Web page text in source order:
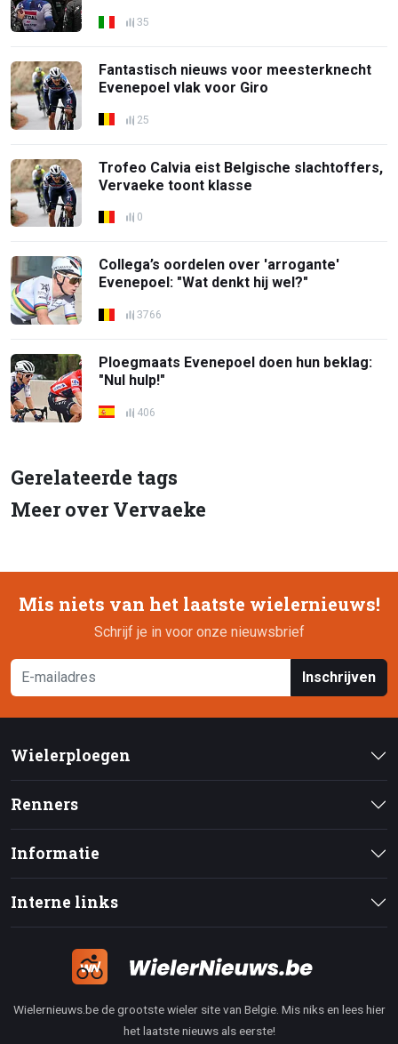
35
Fantastisch nieuws voor meesterknecht
Evenepoel vlak voor Giro
25
Trofeo Calvia eist Belgische slachtoffers,
Vervaeke toont klasse
0
Collega’s oordelen over 'arrogante'
Evenepoel: "Wat denkt hij wel?"
3766
Ploegmaats Evenepoel doen hun beklag:
"Nul hulp!"
406
Gerelateerde tags
Meer over Vervaeke
Mis niets van het laatste wielernieuws!
Schrijf je in voor onze nieuwsbrief
Inschrijven
Wielerploegen
Renners
Informatie
Interne links
Wielernieuws.be de grootste wieler site van Belgie. Mis niks en lees hier
het laatste nieuws als eerste!